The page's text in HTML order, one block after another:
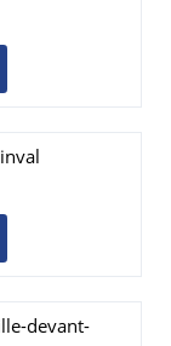
devant-